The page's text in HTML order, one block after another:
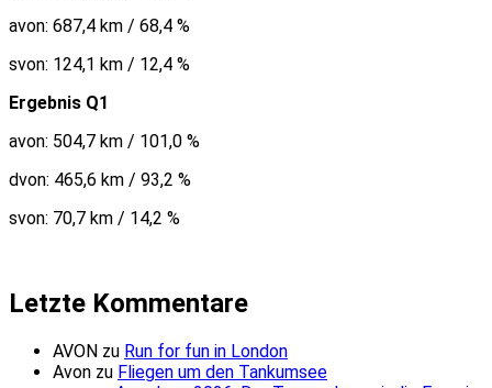
avon: 687,4 km / 68,4 %
svon: 124,1 km / 12,4 %
Ergebnis Q1
avon: 504,7 km / 101,0 %
dvon: 465,6 km / 93,2 %
svon: 70,7 km / 14,2 %
Letzte Kommentare
AVON zu Run for fun in London
Avon zu Fliegen um den Tankumsee